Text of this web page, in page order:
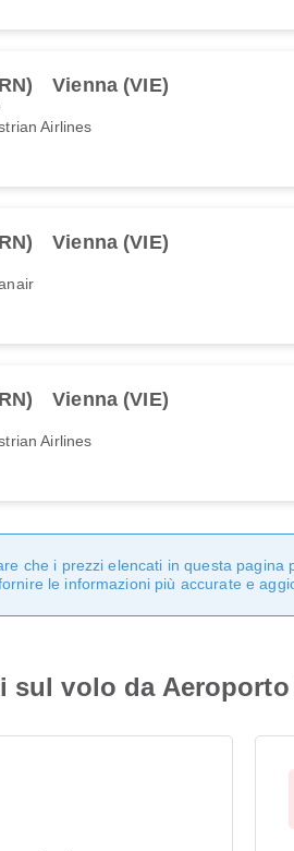
Vienna (VIE)
Airlines
Vienna (VIE)
Vienna (VIE)
Airlines
che i prezzi elencati in questa
le informazioni più accurate e
sul volo da